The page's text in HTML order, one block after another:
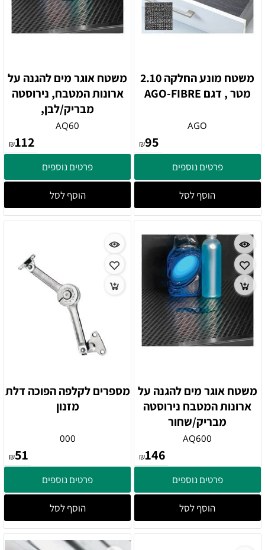
משטח מונע החלקה 2.10
מטר , דגם AGO-FIBRE
AGO
₪95
פרטים נוספים
הוסף לסל
משטח אוגר מים להגנה על
ארונות המטבח, נירוסטה
מבריק/לבן,
AQ60
₪112
פרטים נוספים
הוסף לסל
משטח אוגר מים להגנה על
ארונות המטבח נירוסטה
מבריק/שחור
AQ600
₪146
פרטים נוספים
הוסף לסל
מספרים לקלפה הפוכה דלת
מזנון
000
₪51
פרטים נוספים
הוסף לסל